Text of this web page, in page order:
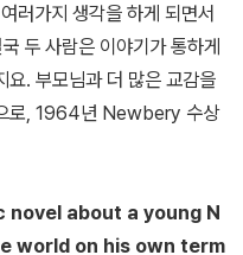
러가지 생각을 하게 되면서
두 사람은 이야기가 통하게
요. 부모님과 더 많은 교감을
로, 1964년 Newbery 수상
about a young N
world on his own term